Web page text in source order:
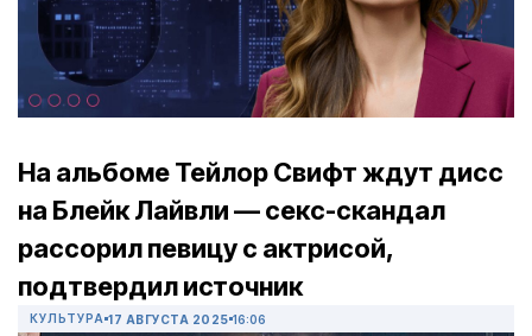
На альбоме Тейлор Свифт ждут дисс
на Блейк Лайвли — секс-скандал
рассорил певицу с актрисой,
подтвердил источник
КУЛЬТУРА 17 АВГУСТА 2025 16:06